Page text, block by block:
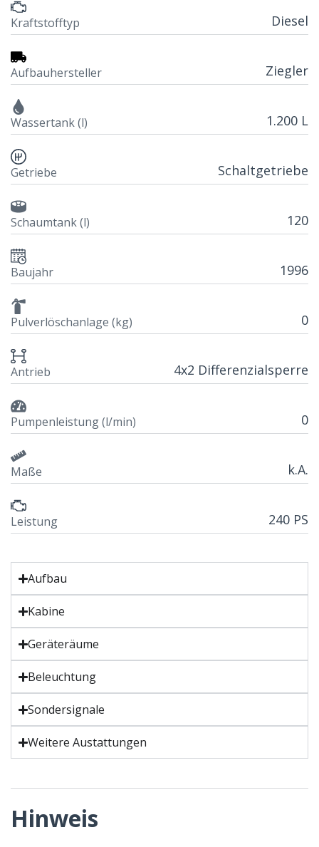
Kraftstofftyp Diesel
Aufbauhersteller Ziegler
Wassertank (l) 1.200 L
Getriebe Schaltgetriebe
Schaumtank (l) 120
Baujahr 1996
Pulverlöschanlage (kg) 0
Antrieb 4x2 Differenzialsperre
Pumpenleistung (l/min) 0
Maße k.A.
Leistung 240 PS
Aufbau
Kabine
Geräteräume
Beleuchtung
Sondersignale
Weitere Austattungen
Hinweis